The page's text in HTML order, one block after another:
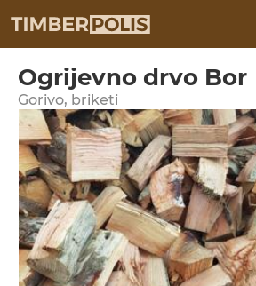
Ogrijevno drvo Bor
Gorivo, briketi